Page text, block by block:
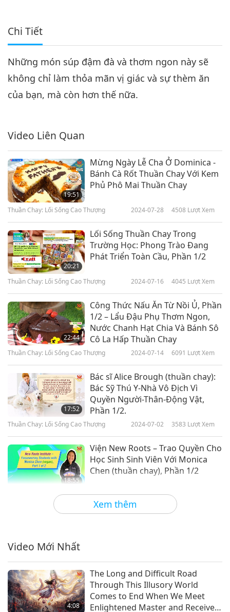
Chi Tiết
Những món súp đậm đà và thơm ngon này sẽ
không chỉ làm thỏa mãn vị giác và sự thèm ăn
của bạn, mà còn hơn thế nữa.
Xem thêm
Video Liên Quan
19:51
Mừng Ngày Lễ Cha Ở Dominica -
Bánh Cà Rốt Thuần Chay Với Kem
Phủ Phô Mai Thuần Chay
Thuần Chay: Lối Sống Cao Thượng 2024-07-28 4508 Lượt Xem
20:21
Lối Sống Thuần Chay Trong
Trường Học: Phong Trào Đang
Phát Triển Toàn Cầu, Phần 1/2
Thuần Chay: Lối Sống Cao Thượng 2024-07-16 4045 Lượt Xem
22:44
Công Thức Nấu Ăn Từ Nồi Ủ, Phần
1/2 – Lẩu Đậu Phụ Thơm Ngon,
Nước Chanh Hạt Chia Và Bánh Sô
Cô La Hấp Thuần Chay
Thuần Chay: Lối Sống Cao Thượng 2024-07-14 6091 Lượt Xem
17:52
Bác sĩ Alice Brough (thuần chay):
Bác Sỹ Thú Y-Nhà Vô Địch Vì
Quyền Người-Thân-Động Vật,
Phần 1/2.
Thuần Chay: Lối Sống Cao Thượng 2024-07-02 3583 Lượt Xem
18:55
Viện New Roots – Trao Quyền Cho
Học Sinh Sinh Viên Với Monica
Chen (thuần chay), Phần 1/2
Thuần Chay: Lối Sống Cao Thượng 2024-06-18 3568
22:52
Hành Trình Của Người Đi Khắp
Thế Giới Đầy Mạnh Mẽ: Frank
Video Mới Nhất
4:08
The Long and Difficult Road
Through This Illusory World
Comes to End When We Meet
Enlightened Master and Receive